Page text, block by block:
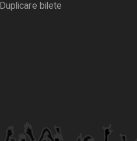
Duplicare bilete